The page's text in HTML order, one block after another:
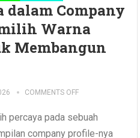
Company
Warna
Membangun
COMMENTS OFF
percaya pada sebuah
company profile-nya